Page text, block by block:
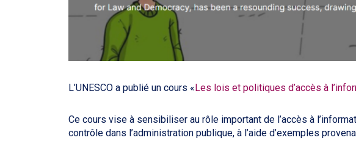
L’UNESCO a publié un cours «Les lois et politiques d’accès à
Ce cours vise à sensibiliser au rôle important de l’accès à
contrôle dans l’administration publique, à l’aide d’exemples